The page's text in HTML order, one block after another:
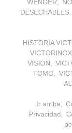
WENGER
DESECHABLES
HISTORIA
VISION
TOMO
Ir arriba
Privacidad